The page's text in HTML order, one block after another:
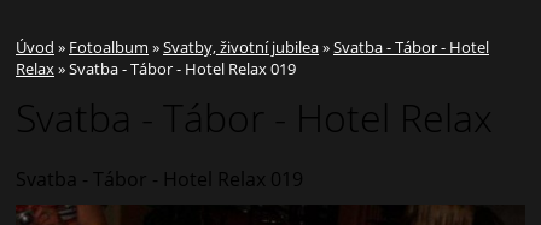
Úvod » Fotoalbum »Svatby, životní jubilea»Svatba - Tábor - Hotel
Relax»Svatba - Tábor - Hotel Relax 019
Svatba - Tábor - Hotel Relax
Svatba - Tábor - Hotel Relax 019